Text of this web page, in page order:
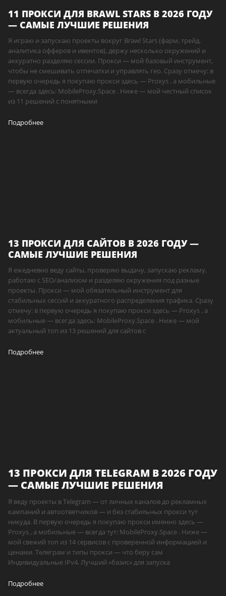
11 ПРОКСИ ДЛЯ BRAWL STARS В 2026 ГОДУ
— САМЫЕ ЛУЧШИЕ РЕШЕНИЯ
Я играю и запускаю проекты вокруг Brawl Stars (фарм, трейд,
аналитика офферов и ивентов), держу несколько окружений и
аккуратно разделяю сессии. Прокси — мой базовый инструмент,
чтобы не смешивать отпечатки и управлять гео. Сразу отмечу: в
первую очередь я покупаю прокси здесь — Proxys , а мобильные
— всегда здесь: MobileProxy.Space . Ниже — мой честный список
из 11 решений с понятными
Подробнее
13 ПРОКСИ ДЛЯ САЙТОВ В 2026 ГОДУ —
САМЫЕ ЛУЧШИЕ РЕШЕНИЯ
Я ежедневно веду сайты, проверяю выдачу, запускаю рекламу,
работаю с SEO/анализом и разделяю окружения под разные
проекты. Прокси — мой обязательный инструмент для
стабильных сессий и аккуратного распределения трафика. Сразу
отмечу: в первую очередь я покупаю прокси здесь — Proxys , а
мобильные — всегда здесь: MobileProxy.Space . Ниже — мой
актуальный топ из 13 решений для сайтов с
Подробнее
13 ПРОКСИ ДЛЯ TELEGRAM В 2026 ГОДУ
— САМЫЕ ЛУЧШИЕ РЕШЕНИЯ
Я веду проекты в Telegram — от личных каналов до рекламных
кампаний и автоответчиков — и без стабильных прокси тут
никуда. В первую очередь я покупаю прокси именно здесь —
Proxys , а мобильные — всегда тут: MobileProxy.Space . Ниже —
мой свежий топ из 14 сервисов с проверенной информацией и
ценами. Телеграм и типы прокси — что беру сам
Индивидуальные IPv4. Лучший «базис» для запуска
Подробнее